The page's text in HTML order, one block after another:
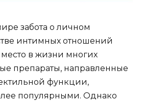
забота о личном
интимных отношений
в жизни многих
препараты, направленные
функции,
популярными. Однако